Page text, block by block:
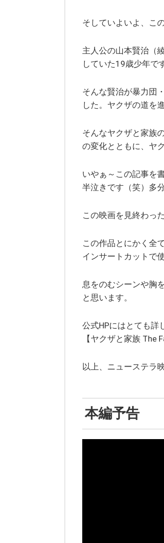
そしていよいよ、こ
主人公の山本賢治（
していた19歳少年で
そんな賢治が暴力団
した。ヤクザの道を
そんなヤクザと家族
の変化とともに、ヤ
いやぁ～この記事を
半泣きです（笑）多
この映画を見終わっ
この作品とにかく全
インサートカットで
息をのむシーンや胸
と思います。
公式HPにはとても詳
【ヤクザと家族 The
以上、ニューステラ
本編予告